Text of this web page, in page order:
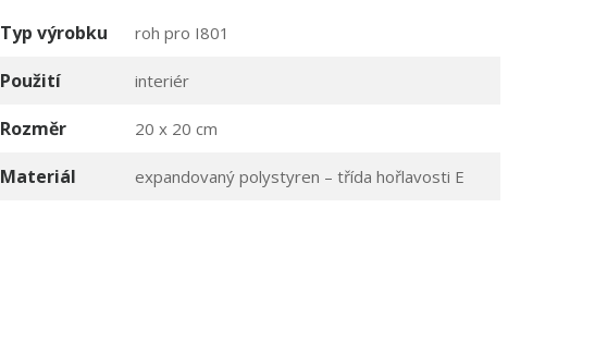
Typ výrobku roh pro I801
Použití interiér
Rozměr 20 x 20 cm
Materiál expandovaný polystyren – třída hořlavosti E